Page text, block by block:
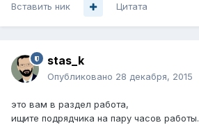
Вставить ник Цитата
stas_k
Опубликовано 28 декабря, 2015
это вам в раздел работа,
ищите подрядчика на пару часов работы.